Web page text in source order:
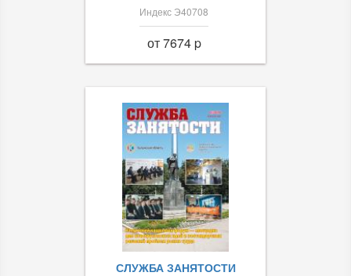
Индекс Э40708
от 7674 p
СЛУЖБА ЗАНЯТОСТИ